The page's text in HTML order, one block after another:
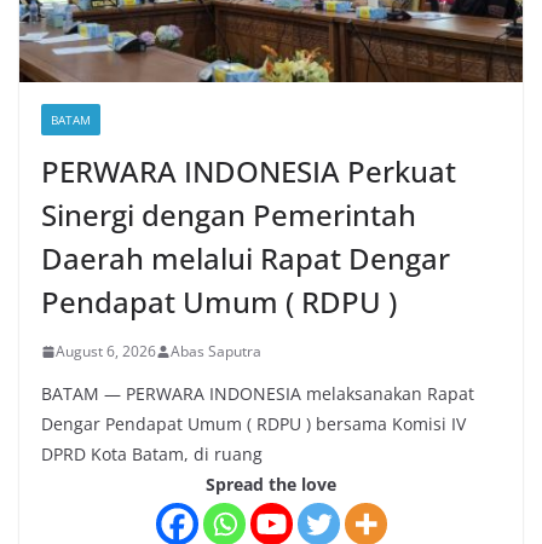
BATAM
PERWARA INDONESIA Perkuat
Sinergi dengan Pemerintah
Daerah melalui Rapat Dengar
Pendapat Umum ( RDPU )
August 6, 2026 Abas Saputra
BATAM — PERWARA INDONESIA melaksanakan Rapat
Dengar Pendapat Umum ( RDPU ) bersama Komisi IV
DPRD Kota Batam, di ruang
Spread the love